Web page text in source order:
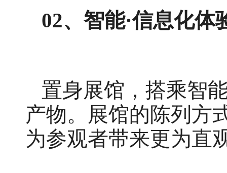
02、 智能·信息化体
置身展馆，搭乘智
产物。展馆的陈列方
为参观者带来更为直